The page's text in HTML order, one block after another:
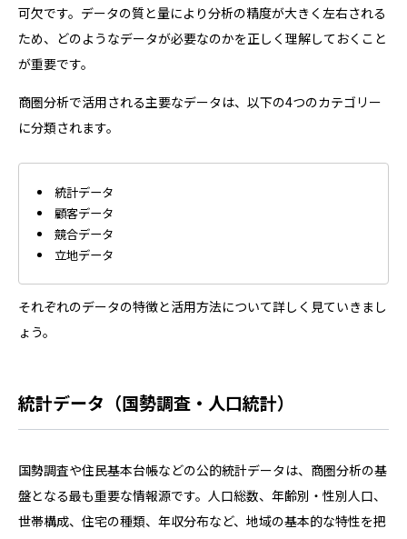
可欠です。データの質と量により分析の精度が大きく左右される
ため、どのようなデータが必要なのかを正しく理解しておくこと
が重要です。
商圏分析で活用される主要なデータは、以下の4つのカテゴリー
に分類されます。
統計データ
顧客データ
競合データ
立地データ
それぞれのデータの特徴と活用方法について詳しく見ていきまし
ょう。
統計データ（国勢調査・人口統計）
国勢調査や住民基本台帳などの公的統計データは、商圏分析の基
盤となる最も重要な情報源です。人口総数、年齢別・性別人口、
世帯構成、住宅の種類、年収分布など、地域の基本的な特性を把